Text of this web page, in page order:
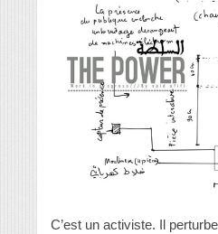
C’est un activiste. Il